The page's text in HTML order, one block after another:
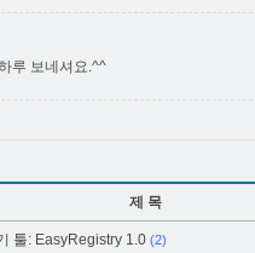
루 보네셔요.^^
제 목
툴: EasyRegistry 1.0 (2)